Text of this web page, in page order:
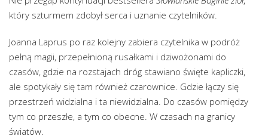
który szturmem zdobył serca i uznanie czytelników.
Joanna Laprus po raz kolejny zabiera czytelnika w podróż
pełną magii, przepełnioną rusałkami i dziwożonami do
czasów, gdzie na rozstajach dróg stawiano święte kapliczki,
ale spotykały się tam również czarownice. Gdzie łączy się
przestrzeń widzialna i ta niewidzialna. Do czasów pomiędzy
tym co przeszłe, a tym co obecne. W czasach na granicy
światów.